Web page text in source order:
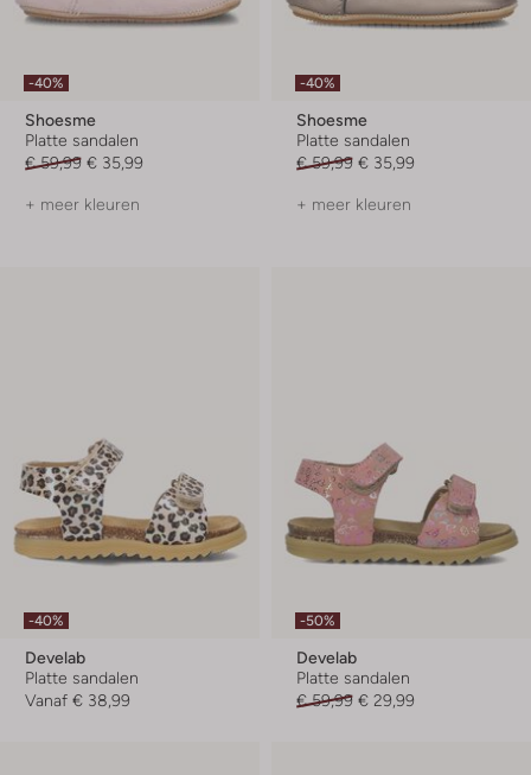
-40%
Shoesme
Platte sandalen
€ 59,99 € 35,99
+ meer kleuren
-40%
Shoesme
Platte sandalen
€ 59,99 € 35,99
+ meer kleuren
-40%
Develab
Platte sandalen
Vanaf € 38,99
-50%
Develab
Platte sandalen
€ 59,99 € 29,99